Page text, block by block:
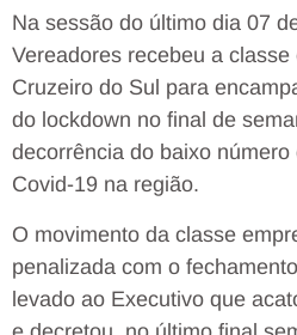
Na sessão do último dia 07
Vereadores recebeu a
Cruzeiro do Sul para
do lockdown no final de
decorrência do baixo
Covid-19 na região.
O movimento da classe
penalizada com o
levado ao Executivo que